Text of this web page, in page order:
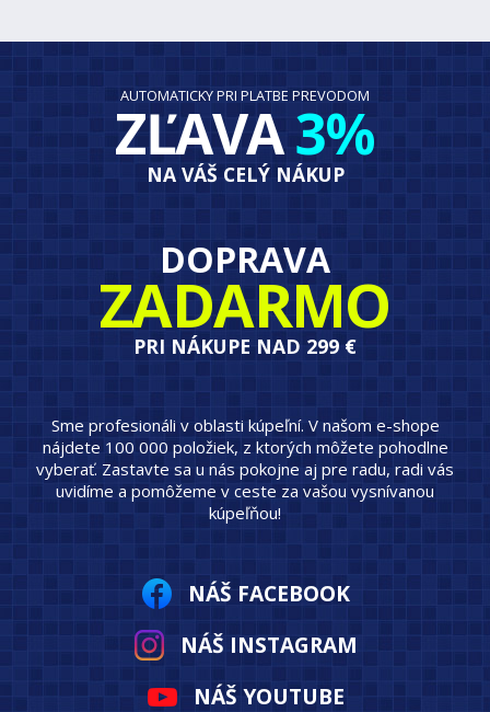
AUTOMATICKY PRI PLATBE PREVODOM
ZĽAVA3%
NA VÁŠ CELÝ NÁKUP
DOPRAVA
ZADARMO
PRI NÁKUPE NAD 299 €
Sme profesionáli v oblasti kúpeľní. V našom e-shope
nájdete 100 000 položiek, z ktorých môžete pohodlne
vyberať. Zastavte sa u nás pokojne aj pre radu, radi vás
uvidíme a pomôžeme v ceste za vašou vysnívanou
kúpeľňou!
NÁŠ FACEBOOK
NÁŠ INSTAGRAM
NÁŠ YOUTUBE